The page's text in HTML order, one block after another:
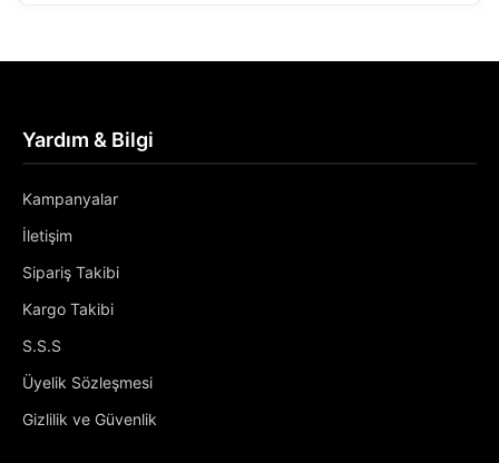
Yardım & Bilgi
Kampanyalar
İletişim
Sipariş Takibi
Kargo Takibi
S.S.S
Üyelik Sözleşmesi
Gizlilik ve Güvenlik